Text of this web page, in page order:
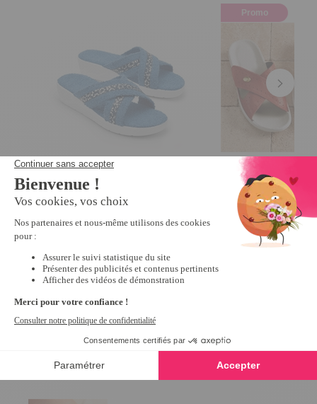
Mules croisées éponge Bleu - taille
5/5 - 1avis
24,99 €
Promo
Mules scratchées
10,79 € 26,99 €
Derniers articles consultés